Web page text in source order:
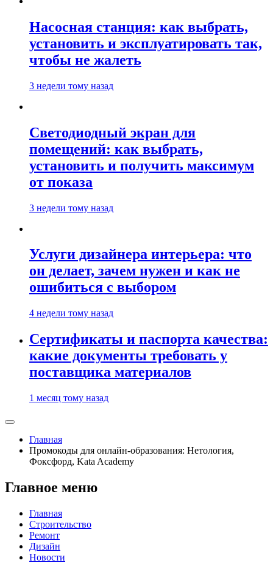
Насосная станция: как выбрать,
установить и эксплуатировать так,
чтобы не жалеть
3 недели тому назад
Светодиодный экран для
помещений: как выбрать,
установить и получить максимум
от показа
3 недели тому назад
Услуги дизайнера интерьера: что
он делает, зачем нужен и как не
ошибиться с выбором
4 недели тому назад
Сертификаты и паспорта качества:
какие документы требовать у
поставщика материалов
1 месяц тому назад
Главная
Промокоды для онлайн-образования: Нетология,
Фоксфорд, Kata Academy
Главное меню
Главная
Строительство
Ремонт
Дизайн
Новости